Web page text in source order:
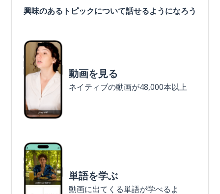
興味のあるトピックについて話せるようになろう
動画を見る
ネイティブの動画が48,000本以上
単語を学ぶ
動画に出てくる単語が学べるよ